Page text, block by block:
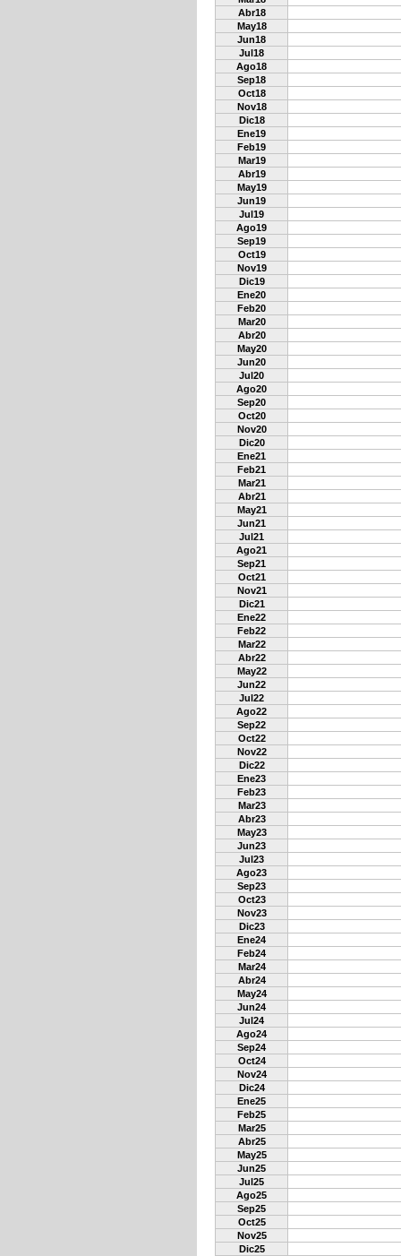
Abr18
May18
Jun18
Jul18
Ago18
Sep18
Oct18
Nov18
Dic18
Ene19
Feb19
Mar19
Abr19
May19
Jun19
Jul19
Ago19
Sep19
Oct19
Nov19
Dic19
Ene20
Feb20
Mar20
Abr20
May20
Jun20
Jul20
Ago20
Sep20
Oct20
Nov20
Dic20
Ene21
Feb21
Mar21
Abr21
May21
Jun21
Jul21
Ago21
Sep21
Oct21
Nov21
Dic21
Ene22
Feb22
Mar22
Abr22
May22
Jun22
Jul22
Ago22
Sep22
Oct22
Nov22
Dic22
Ene23
Feb23
Mar23
Abr23
May23
Jun23
Jul23
Ago23
Sep23
Oct23
Nov23
Dic23
Ene24
Feb24
Mar24
Abr24
May24
Jun24
Jul24
Ago24
Sep24
Oct24
Nov24
Dic24
Ene25
Feb25
Mar25
Abr25
May25
Jun25
Jul25
Ago25
Sep25
Oct25
Nov25
Dic25